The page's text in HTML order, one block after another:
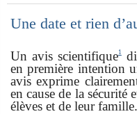
Une date et rien
Un avis scientifique1
en première intention
avis exprime
en cause de la sécurité
élèves et de leur famille.